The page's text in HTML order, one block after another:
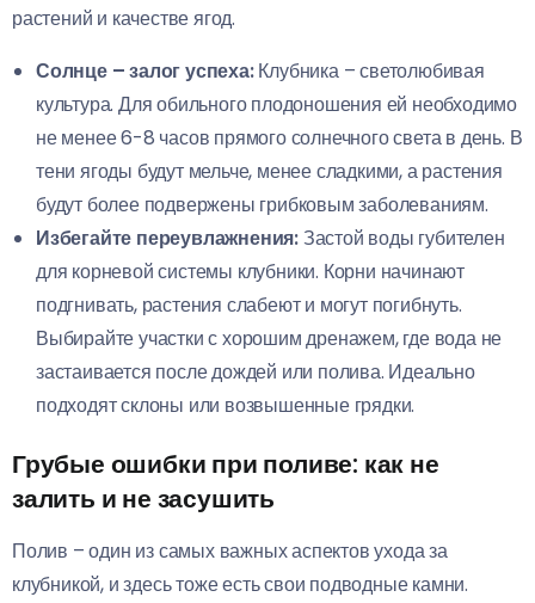
растений и качестве ягод.
Солнце – залог успеха:Клубника – светолюбивая
культура. Для обильного плодоношения ей необходимо
не менее 6-8 часов прямого солнечного света в день. В
тени ягоды будут мельче, менее сладкими, а растения
будут более подвержены грибковым заболеваниям.
Избегайте переувлажнения:Застой воды губителен
для корневой системы клубники. Корни начинают
подгнивать, растения слабеют и могут погибнуть.
Выбирайте участки с хорошим дренажем, где вода не
застаивается после дождей или полива. Идеально
подходят склоны или возвышенные грядки.
Грубые ошибки при поливе: как не
залить и не засушить
Полив – один из самых важных аспектов ухода за
клубникой, и здесь тоже есть свои подводные камни.